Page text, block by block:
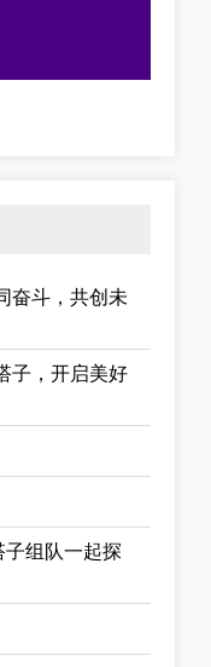
奋斗，共创未
子，开启美好
子组队一起探